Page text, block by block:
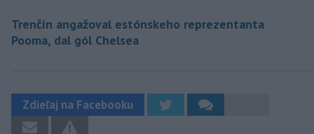
Trenčín angažoval estónskeho reprezentanta
Pooma, dal gól Chelsea
Zdieľaj na Facebooku